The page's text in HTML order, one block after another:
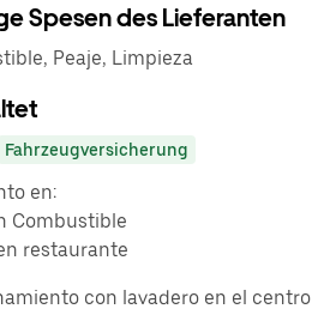
Spesen des Lieferanten
Peaje, Limpieza
Fahrzeugversicherung
en:
Combustible
restaurante
con lavadero en el centro